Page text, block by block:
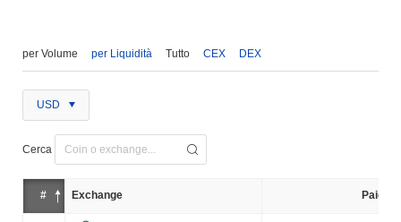
per Volume per Liquidità Tutto CEX DEX
USD
Cerca
# Exchange Paio